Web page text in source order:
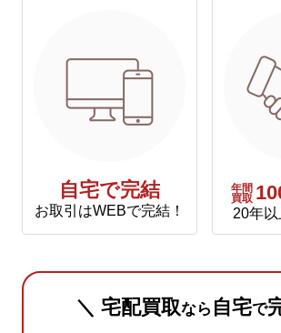
自宅で完結
お取引はWEBで完結！
年間
買取
20年
＼ 宅配買取なら 自宅で